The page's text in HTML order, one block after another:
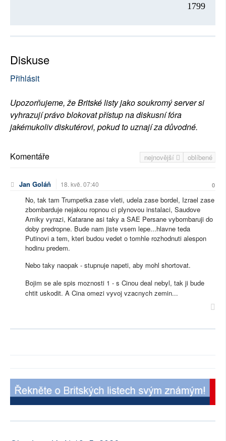
1799
Diskuse
Přihlásit
Upozorňujeme, že Britské listy jako soukromý server si
vyhrazují právo blokovat přístup na diskusní fóra
jakémukoliv diskutérovi, pokud to uznají za důvodné.
nejnovější oblíbené
Komentáře
Jan Goláň 18. kvě. 07:40 0
No, tak tam Trumpetka zase vleti, udela zase bordel, Izrael zase
zbombarduje nejakou ropnou ci plynovou instalaci, Saudove
Amiky vyrazi, Katarane asi taky a SAE Persane vybombaruji do
doby predropne. Bude nam jiste vsem lepe...hlavne teda
Putinovi a tem, kteri budou vedet o tomhle rozhodnuti alespon
hodinu predem.
Nebo taky naopak - stupnuje napeti, aby mohl shortovat.
Bojim se ale spis moznosti 1 - s Cinou deal nebyl, tak ji bude
chtit uskodit. A Cina omezi vyvoj vzacnych zemin...